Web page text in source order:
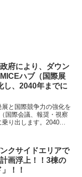
府により、ダウン
ハブ（国際展
し、2040年までに
と国際競争力の強化を
国際会議、報奨・視察
り出します。2040年
クサイドエリアで
画浮上！！3棟の
！！